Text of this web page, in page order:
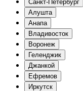
Санкт-Петербург
Алушта
Анапа
Владивосток
Воронеж
Геленджик
Джанкой
Ефремов
Иркутск